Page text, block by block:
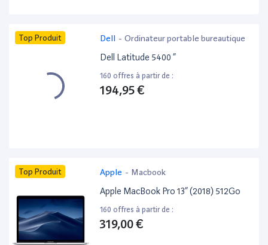
Top Produit Dell - Ordinateur portable bureautique
Dell Latitude 5400 ”
160 offres à partir de :
194,95 €
Top Produit Apple - Macbook
Apple MacBook Pro 13” (2018) 512Go
160 offres à partir de :
319,00 €